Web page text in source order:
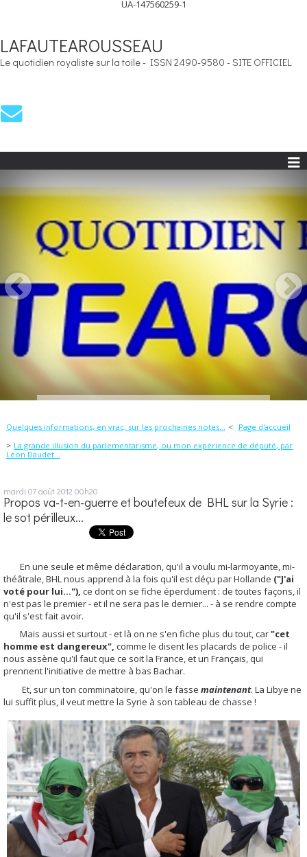
UA-147560259-1
LAFAUTEAROUSSEAU
Le quotidien royaliste sur la toile - ISSN 2490-9580 - SITE OFFICIEL
Quelques informations, en vrac, sur les prochaines notes...
Page d'accueil
La grande illusion du parlementarisme, ou mon expérience de député, par
Léon Daudet...
mardi 07août 2012 00h20
Propos va-t-en-guerre et boutefeux de BHL sur la Syrie :
le sot périlleux...
En une seule et même déclaration, qu'il a voulu mi-larmoyante, mi-
théâtrale, BHL nous apprend à la fois qu'il est déçu par Hollande ("J'ai
voté pour lui..."), ce dont on se fiche éperdument : de toutes façons, il
n'est pas le premier - et il ne sera pas le dernier... - à se rendre compte
qu'il s'est fait avoir.
Mais aussi et surtout - et là on ne s'en fiche plus du tout, car "cet
homme est dangereux", comme le disent les placards de police - il
nous assène qu'il faut que ce soit la France, et un Français, qui
prennent l'initiative de mettre à bas Bachar.
Et, sur un ton comminatoire, qu'on le fasse maintenant. La Libye ne
lui suffit plus, il veut mettre la Syrie à son tableau de chasse !